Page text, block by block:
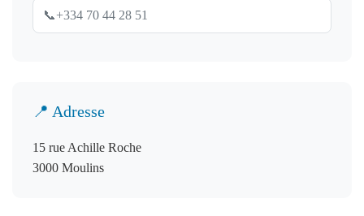
📞+334 70 44 28 51
📍 Adresse
15 rue Achille Roche
3000 Moulins